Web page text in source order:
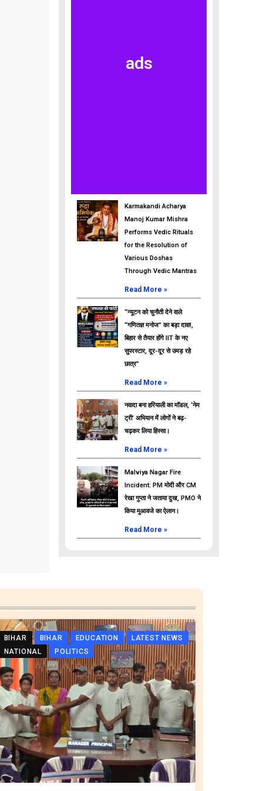
ads
Karmakandi Acharya
Manoj Kumar Mishra
Performs Vedic Rituals
for the Resolution of
Various Doshas
Through Vedic Mantras
Read More »
“न्यूटन को चुनौती देने वाले
“गणितज्ञ मनोज” का बड़ा दावा!,
बिहार से तैयार होंगे IIT के नए
सुपरस्टार, दूर-दूर से उमड़ रहे
छात्र”
Read More »
नवादा बना हरियाली का मॉडल, ‘नेम
ट्री’ अभियान में लोगों ने बढ़-
चढ़कर लिया हिस्सा।
Read More »
Malviya Nagar Fire
Incident: PM मोदी और CM
रेखा गुप्ता ने जताया दुख, PMO ने
किया मुआवजे का ऐलान।
Read More »
BIHAR BIHAR EDUCATION
LATEST NEWS
NATIONAL
POLITICS